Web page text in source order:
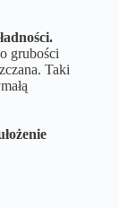
grubości
Taki